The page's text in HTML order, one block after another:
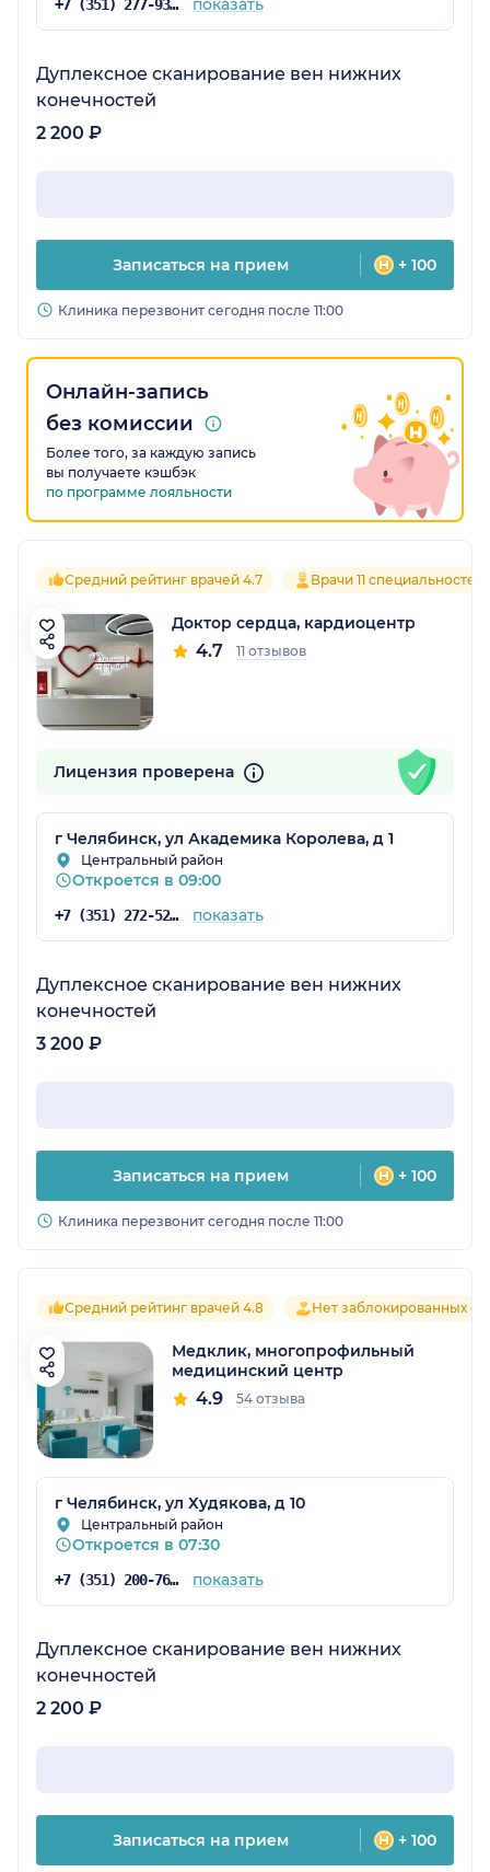
+7 (351) 277-93-31 показать
Дуплексное сканирование вен нижних
конечностей
2 200 ₽
Записаться на прием + 100
Клиника перезвонит сегодня после 11:00
Онлайн-запись
без комиссии
Более того, за каждую запись
вы получаете кэшбэк
по программе лояльности
Средний рейтинг врачей 4.7 Врачи 11 специальностей
Доктор сердца, кардиоцентр
4.7 11 отзывов
Лицензия проверена
г Челябинск, ул Академика Королева, д 1
Центральный район
Откроется в 09:00
+7 (351) 272-52-64 показать
Дуплексное сканирование вен нижних
конечностей
3 200 ₽
Записаться на прием + 100
Клиника перезвонит сегодня после 11:00
Средний рейтинг врачей 4.8 Нет заблокированных
Медклик, многопрофильный
медицинский центр
4.9 54 отзыва
г Челябинск, ул Худякова, д 10
Центральный район
Откроется в 07:30
+7 (351) 200-76-34 показать
Дуплексное сканирование вен нижних
конечностей
2 200 ₽
Записаться на прием + 100